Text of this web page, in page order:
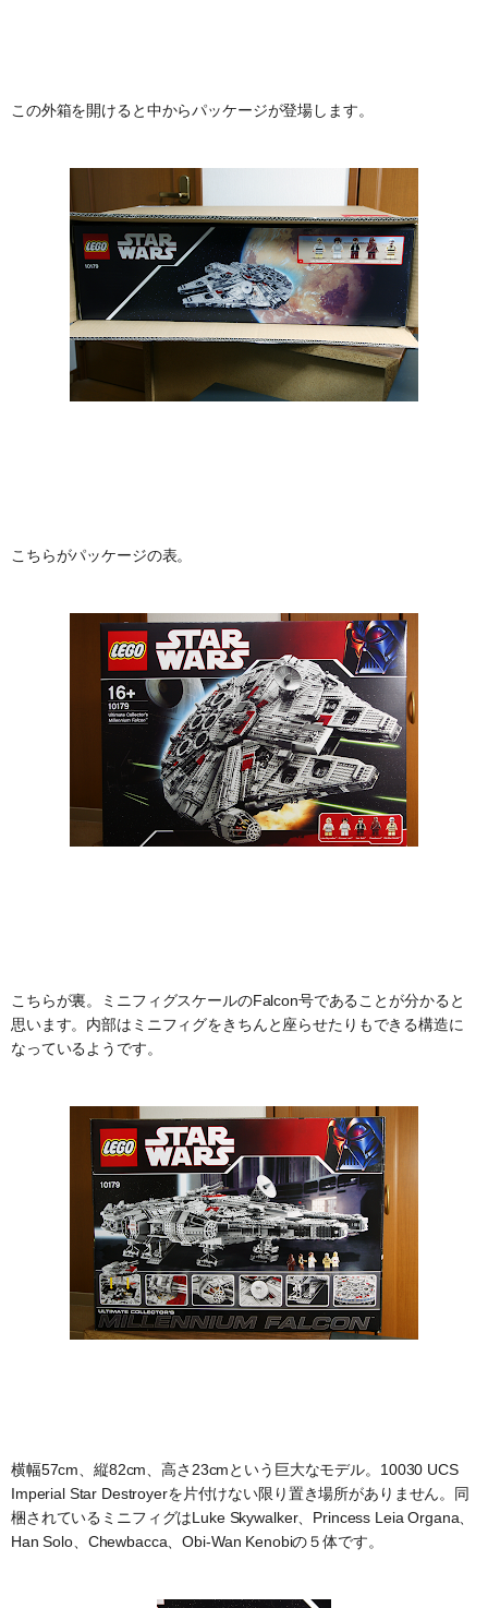
この外箱を開けると中からパッケージが登場します。
こちらがパッケージの表。
こちらが裏。ミニフィグスケールのFalcon号であることが分かると
思います。内部はミニフィグをきちんと座らせたりもできる構造に
なっているようです。
横幅57cm、縦82cm、高さ23cmという巨大なモデル。10030 UCS
Imperial Star Destroyerを片付けない限り置き場所がありません。同
梱されているミニフィグはLuke Skywalker、Princess Leia Organa、
Han Solo、Chewbacca、Obi-Wan Kenobiの５体です。